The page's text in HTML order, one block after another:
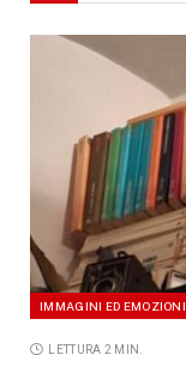
IMMAGINI ED EMOZIONI
LETTURA 2 MIN.